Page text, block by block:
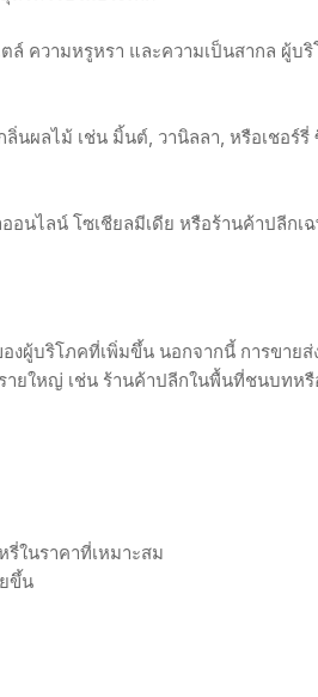
ความหรูหรา และความเป็นสากล ผู้บ
ผลไม้ เช่น มิ้นต์, วานิลลา, หรือเชอร์รี่
นไลน์ โซเชียลมีเดีย หรือร้านค้าปลีกเ
งผู้บริโภคที่เพิ่มขึ้น นอกจากนี้ การขายส่
ายใหญ่ เช่น ร้านค้าปลีกในพื้นที่ชนบทห
ในราคาที่เหมาะสม
ขึ้น